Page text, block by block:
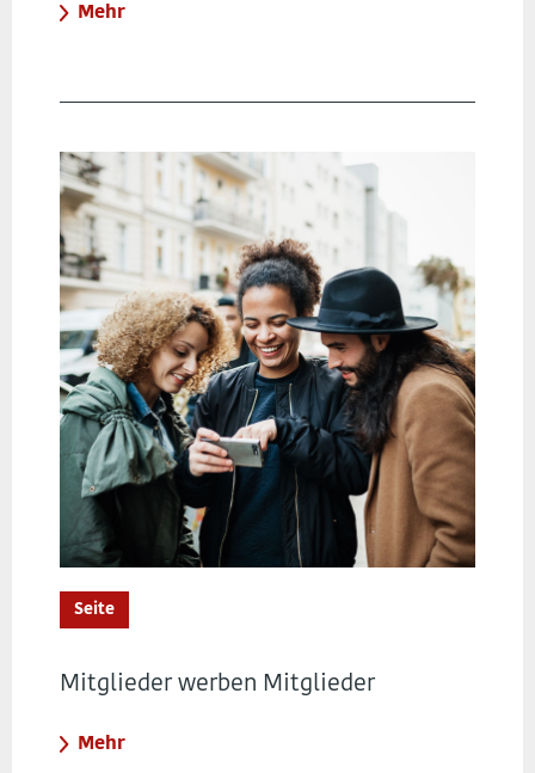
Mehr
Seite
Mitglieder werben Mitglieder
Mehr